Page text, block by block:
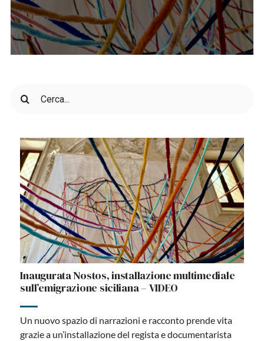
per:
Inaugurata Nostos, installazione multimediale
sull’emigrazione siciliana – VIDEO
Un nuovo spazio di narrazioni e racconto prende vita
grazie a un’installazione del regista e documentarista